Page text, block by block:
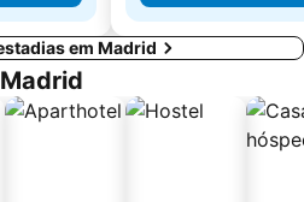
em Madrid